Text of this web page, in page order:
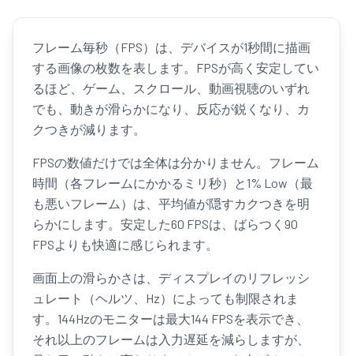
フレーム毎秒（FPS）は、デバイスが1秒間に描画
する画像の枚数を表します。FPSが高く安定してい
るほど、ゲーム、スクロール、動画視聴のいずれ
でも、動きが滑らかになり、反応が鋭くなり、カ
クつきが減ります。
FPSの数値だけでは全体は分かりません。フレーム
時間（各フレームにかかるミリ秒）と1% Low（最
も悪いフレーム）は、平均値が隠すカクつきを明
らかにします。安定した60 FPSは、ばらつく90
FPSよりも快適に感じられます。
画面上の滑らかさは、ディスプレイのリフレッシ
ュレート（ヘルツ、Hz）によっても制限されま
す。144Hzのモニターは最大144 FPSを表示でき、
それ以上のフレームは入力遅延を減らしますが、